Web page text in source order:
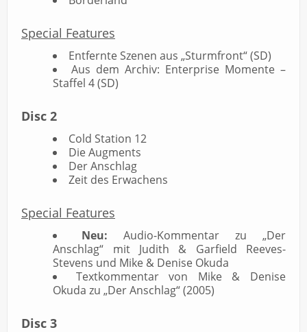
Special Features
Entfernte Szenen aus „Sturmfront“ (SD)
Aus dem Archiv: Enterprise Momente –
Staffel 4 (SD)
Disc 2
Cold Station 12
Die Augments
Der Anschlag
Zeit des Erwachens
Special Features
Neu: Audio-Kommentar zu „Der
Anschlag“ mit Judith & Garfield Reeves-
Stevens und Mike & Denise Okuda
Textkommentar von Mike & Denise
Okuda zu „Der Anschlag“ (2005)
Disc 3